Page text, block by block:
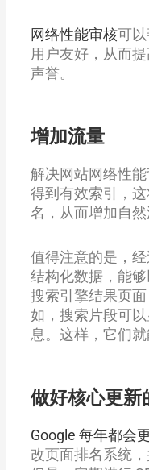
网络性能审核可以
用户友好，从而
声誉。
增加流量
解决网站网络性
得到有效索引，
名，从而增加自然
值得注意的是，
结构化数据，能
搜索引擎结果页面
如，搜索片段可
息。这样，它们就
做好核心更新
Google 每年都会
改页面排名系统